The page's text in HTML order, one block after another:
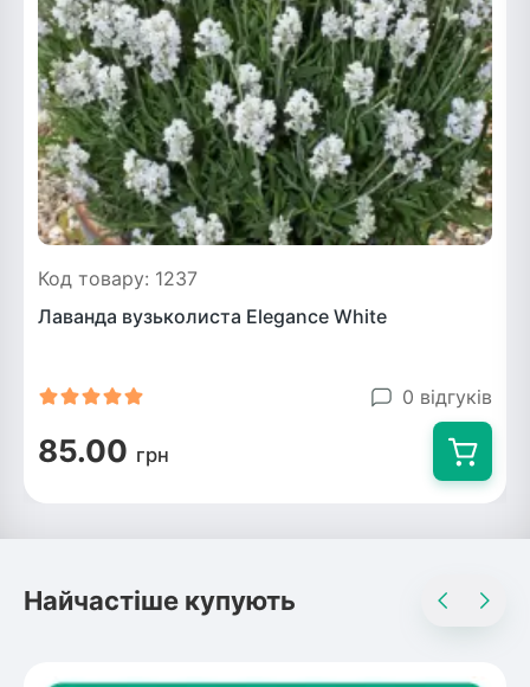
Код товару: 1237
Лаванда вузьколиста Elegance White
0 відгуків
85.00 грн
Найчастіше купують